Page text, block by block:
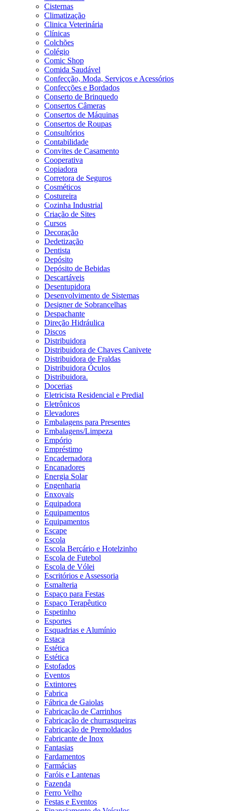
Cisternas
Climatização
Clinica Veterinária
Clínicas
Colchões
Colégio
Comic Shop
Comida Saudável
Confecção, Moda, Serviços e Acessórios
Confecções e Bordados
Conserto de Brinquedo
Consertos Câmeras
Consertos de Máquinas
Consertos de Roupas
Consultórios
Contabilidade
Convites de Casamento
Cooperativa
Copiadora
Corretora de Seguros
Cosméticos
Costureira
Cozinha Industrial
Criação de Sites
Cursos
Decoração
Dedetização
Dentista
Depósito
Depósito de Bebidas
Descartáveis
Desentupidora
Desenvolvimento de Sistemas
Designer de Sobrancelhas
Despachante
Direção Hidráulica
Discos
Distribuidora
Distribuidora de Chaves Canivete
Distribuidora de Fraldas
Distribuidora Óculos
Distribuidora.
Docerias
Eletricista Residencial e Predial
Eletrônicos
Elevadores
Embalagens para Presentes
Embalagens/Limpeza
Empório
Empréstimo
Encadernadora
Encanadores
Energia Solar
Engenharia
Enxovais
Equipadora
Equipamentos
Equipamentos
Escape
Escola
Escola Berçário e Hotelzinho
Escola de Futebol
Escola de Vólei
Escritórios e Assessoria
Esmalteria
Espaço para Festas
Espaço Terapêutico
Espetinho
Esportes
Esquadrias e Alumínio
Estaca
Estética
Estética
Estofados
Eventos
Extintores
Fabrica
Fábrica de Gaiolas
Fabricação de Carrinhos
Fabricação de churrasqueiras
Fabricação de Premoldados
Fabricante de Inox
Fantasias
Fardamentos
Farmácias
Faróis e Lantenas
Fazenda
Ferro Velho
Festas e Eventos